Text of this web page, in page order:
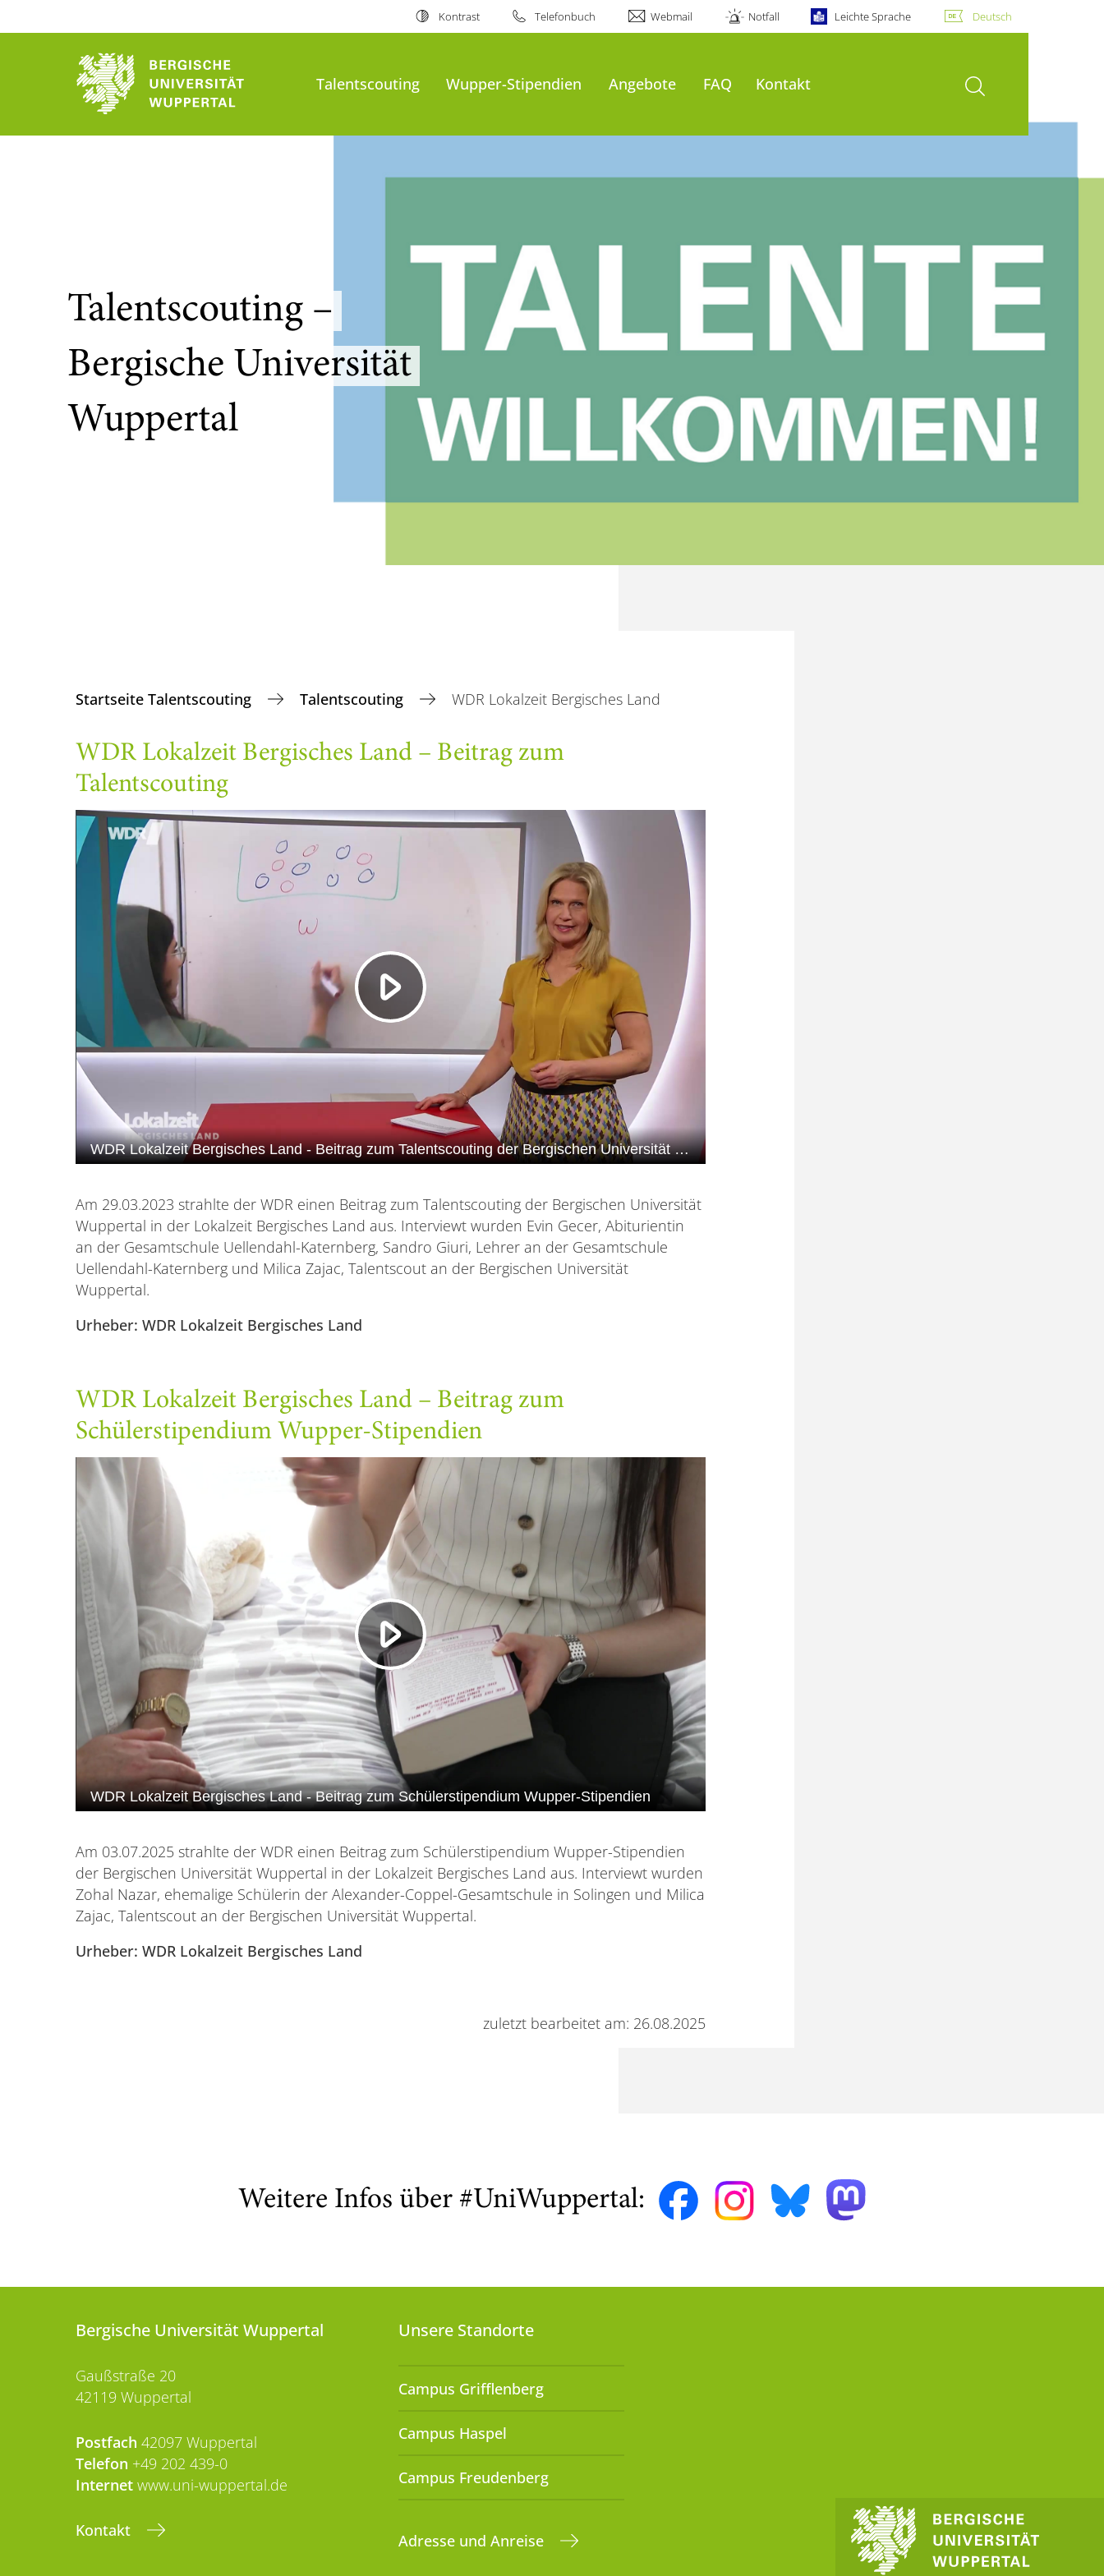
Kontrast Telefonbuch Webmail Notfall Leichte Sprache Deutsch
Talentscouting Wupper-Stipendien Angebote FAQ Kontakt Suche öffnen
Talentscouting –
Bergische Universität
Wuppertal
Startseite Talentscouting Talentscouting WDR Lokalzeit Bergisches Land
WDR Lokalzeit Bergisches Land – Beitrag zum
Talentscouting
Am 29.03.2023 strahlte der WDR einen Beitrag zum Talentscouting der Bergischen Universität
Wuppertal in der Lokalzeit Bergisches Land aus. Interviewt wurden Evin Gecer, Abiturientin
an der Gesamtschule Uellendahl-Katernberg, Sandro Giuri, Lehrer an der Gesamtschule
Uellendahl-Katernberg und Milica Zajac, Talentscout an der Bergischen Universität
Wuppertal.
Urheber: WDR Lokalzeit Bergisches Land
WDR Lokalzeit Bergisches Land – Beitrag zum
Schülerstipendium Wupper-Stipendien
Am 03.07.2025 strahlte der WDR einen Beitrag zum Schülerstipendium Wupper-Stipendien
der Bergischen Universität Wuppertal in der Lokalzeit Bergisches Land aus. Interviewt wurden
Zohal Nazar, ehemalige Schülerin der Alexander-Coppel-Gesamtschule in Solingen und Milica
Zajac, Talentscout an der Bergischen Universität Wuppertal.
Urheber: WDR Lokalzeit Bergisches Land
zuletzt bearbeitet am: 26.08.2025
Weitere Infos über #UniWuppertal:
Bergische Universität Wuppertal
Gaußstraße 20
42119 Wuppertal
Postfach 42097 Wuppertal
Telefon +49 202 439-0
Internet www.uni-wuppertal.de
Kontakt
Unsere Standorte
Campus Grifflenberg
Campus Haspel
Campus Freudenberg
Adresse und Anreise